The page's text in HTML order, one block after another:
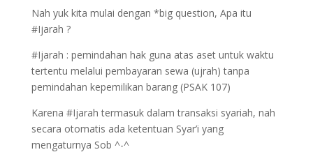
Nah yuk kita mulai dengan *big question, Apa itu
#Ijarah ?
#Ijarah : pemindahan hak guna atas aset untuk waktu
tertentu melalui pembayaran sewa (ujrah) tanpa
pemindahan kepemilikan barang (PSAK 107)
Karena #Ijarah termasuk dalam transaksi syariah, nah
secara otomatis ada ketentuan Syar’i yang
mengaturnya Sob ^-^